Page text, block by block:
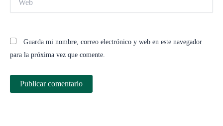
Guarda mi nombre, correo electrónico y web en este navegador
para la próxima vez que comente.